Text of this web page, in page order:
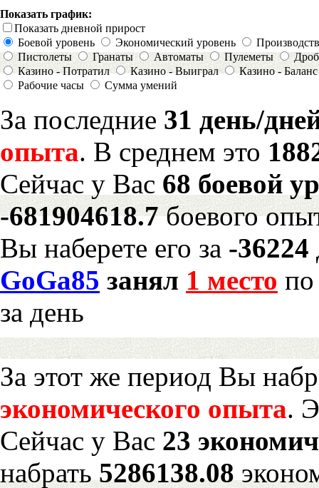
Показать график:
Показать дневной прирост
Боевой уровень
Экономический уровень
Пистолеты
Гранаты Автоматы Пулеметы
Казино - Потратил
Казино - Выиграл
Казино - Баланс
Рабочие часы
Сумма умений
За последние 31 день/
опыта. В среднем это
Сейчас у Вас 68 боевой
-681904618.7боевого
Вы наберете его за -36224
GoGa85 занял 1 место по
за день
За этот же период Вы
экономического опыта.
Сейчас у Вас 23
набрать5286138.08